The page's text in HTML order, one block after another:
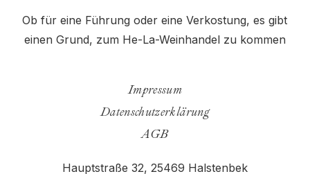
Ob für eine Führung oder eine Verkostung, es gibt
einen Grund, zum He-La-Weinhandel zu kommen
Impressum
Datenschutzerklärung
AGB
Hauptstraße 32, 25469 Halstenbek